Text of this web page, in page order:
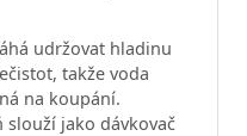
udržovat hladinu
takže voda
na koupání.
jako dávkovač